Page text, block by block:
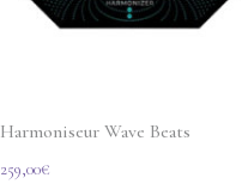
Harmoniseur Wave Beats
259,00€